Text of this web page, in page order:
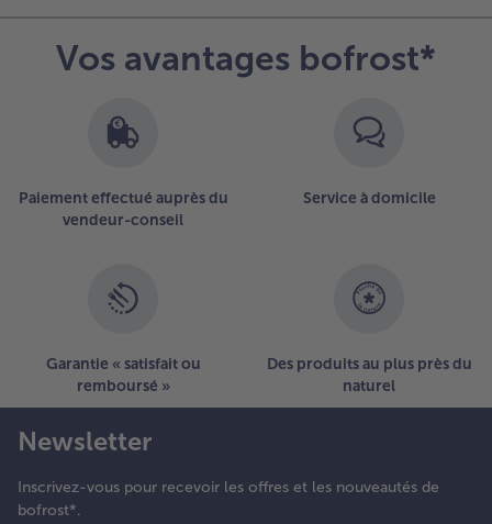
Vos avantages bofrost*
Paiement effectué auprès du
vendeur-conseil
Service à domicile
Garantie « satisfait ou
remboursé »
Des produits au plus près du
naturel
Newsletter
Inscrivez-vous pour recevoir les offres et les nouveautés de
bofrost*.